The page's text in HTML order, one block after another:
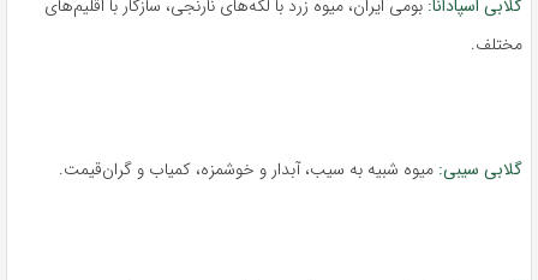
گلابی اسپادانا: بومی ایران، میوه زرد با لکه‌های نارنجی، سازگار با اقلیم‌های
مختلف.
گلابی سیبی: میوه شبیه به سیب، آبدار و خوشمزه، کمیاب و گران‌قیمت.